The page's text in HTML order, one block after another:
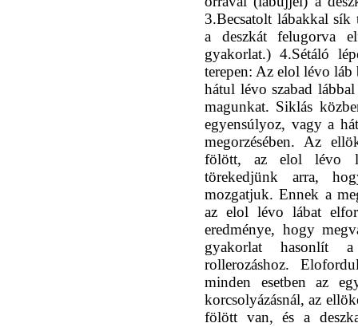
3.Becsatolt lábakkal
a deszkát felugorva
gyakorlat.) 4.Sétáló
terepen: Az elol lévo láb
hátul lévo szabad
magunkat. Siklás
egyensúlyoz, vagy a
megorzésében. Az
fölött, az elol lévo
törekedjünk arra,
mozgatjuk. Ennek a
az elol lévo lábat
eredménye, hogy
gyakorlat hasonlít
rollerozáshoz.
minden esetben az
korcsolyázásnál, az
fölött van, és a